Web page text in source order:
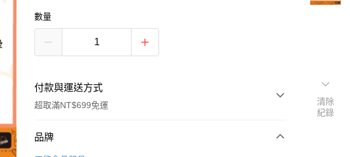
數量
付款與運送方式
超取滿NT$699免運
付款方式
品牌
清除
紀錄